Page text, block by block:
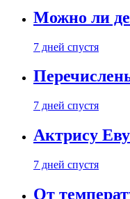
Можно ли
7 дней спустя
7 дней спустя
Актрису
7 дней спустя
От